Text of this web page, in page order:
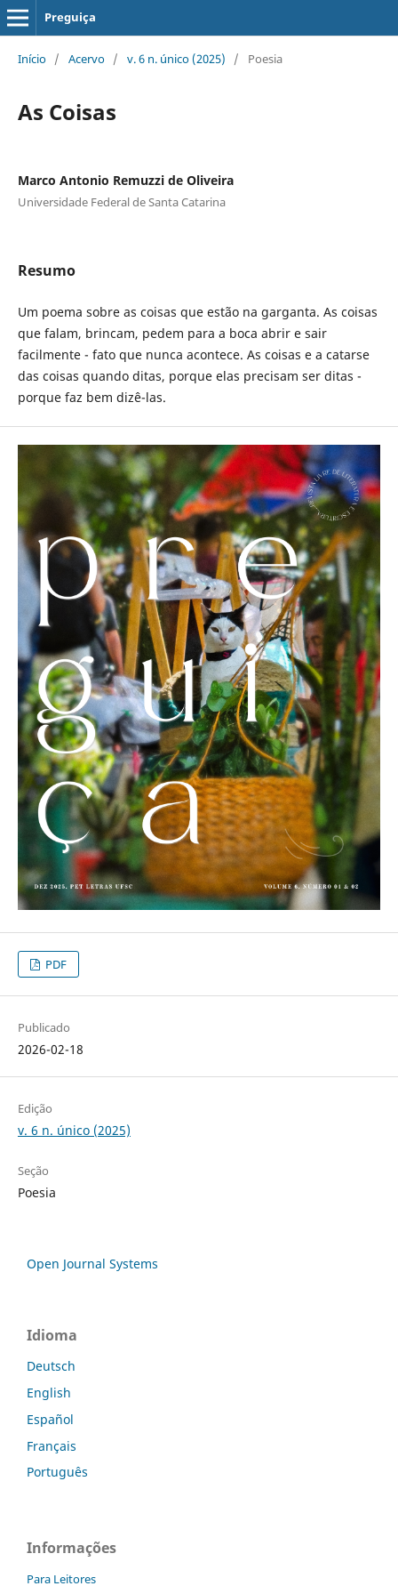
Preguiça
Início / Acervo / v. 6 n. único (2025) / Poesia
As Coisas
Marco Antonio Remuzzi de Oliveira
Universidade Federal de Santa Catarina
Resumo
Um poema sobre as coisas que estão na garganta. As coisas
que falam, brincam, pedem para a boca abrir e sair
facilmente - fato que nunca acontece. As coisas e a catarse
das coisas quando ditas, porque elas precisam ser ditas -
porque faz bem dizê-las.
PDF
Publicado
2026-02-18
Edição
v. 6 n. único (2025)
Seção
Poesia
Open Journal Systems
Idioma
Deutsch
English
Español
Français
Português
Informações
Para Leitores